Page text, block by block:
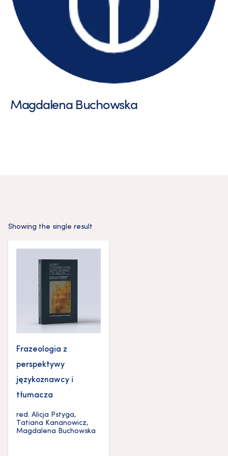
Magdalena Buchowska
Showing the single result
Frazeologia z
perspektywy
językoznawcy i
tłumacza
red. Alicja Pstyga,
Tatiana Kananowicz,
Magdalena Buchowska